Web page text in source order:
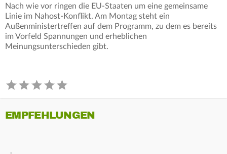
Nach wie vor ringen die EU-Staaten um eine gemeinsame
Linie im Nahost-Konflikt. Am Montag steht ein
Außenministertreffen auf dem Programm, zu dem es bereits
im Vorfeld Spannungen und erheblichen
Meinungsunterschieden gibt.
EMPFEHLUNGEN